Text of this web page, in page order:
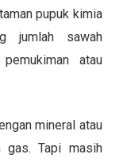
pupuk kimia
jumlah sawah
atau
mineral atau
gas. Tapi masih